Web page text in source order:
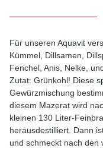
Für unseren Aquavit
Kümmel, Dillsamen,
Fenchel, Anis, Nelke,
Zutat: Grünkohl! Diese
Gewürzmischung
diesem Mazerat wird
kleinen 130 Liter-
herausdestilliert. Dann
und schmeckt nach den